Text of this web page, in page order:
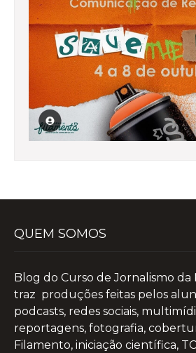
QUEM SOMOS
Blog do Curso de Jornalismo da
traz produções feitas pelos
podcasts, redes sociais,
reportagens, fotografia,
Filamento, iniciação científica,